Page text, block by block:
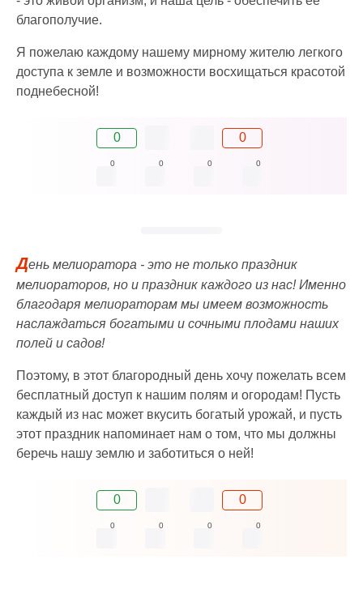
благополучие.
Я пожелаю каждому нашему мирному жителю легкого
доступа к земле и возможности восхищаться красотой
поднебесной!
0 0
0 0 0 0
День мелиоратора - это не только праздник
мелиораторов, но и праздник каждого из нас! Именно
благодаря мелиораторам мы имеем возможность
наслаждаться богатыми и сочными плодами наших
полей и садов!
Поэтому, в этот благородный день хочу пожелать всем
бесплатный доступ к нашим полям и огородам! Пусть
каждый из нас может вкусить богатый урожай, и пусть
этот праздник напоминает нам о том, что мы должны
беречь нашу землю и заботиться о ней!
0 0
0 0 0 0